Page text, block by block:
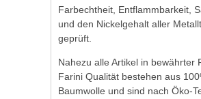
Farbechtheit, Entflammbarkeit,
und den Nickelgehalt aller
geprüft.
Nahezu alle Artikel in bewährter
Farini Qualität bestehen aus
Baumwolle und sind nach Öko-